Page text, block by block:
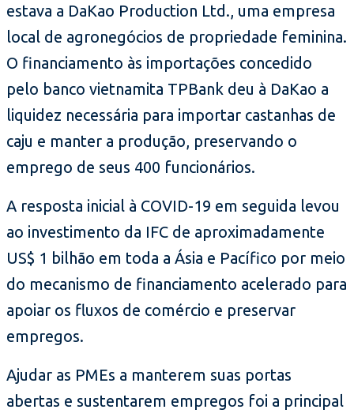
estava a DaKao Production Ltd., uma empresa
local de agronegócios de propriedade feminina.
O financiamento às importações concedido
pelo banco vietnamita TPBank deu à DaKao a
liquidez necessária para importar castanhas de
caju e manter a produção, preservando o
emprego de seus 400 funcionários.
A resposta inicial à COVID-19 em seguida levou
ao investimento da IFC de aproximadamente
US$ 1 bilhão em toda a Ásia e Pacífico por meio
do mecanismo de financiamento acelerado para
apoiar os fluxos de comércio e preservar
empregos.
Ajudar as PMEs a manterem suas portas
abertas e sustentarem empregos foi a principal